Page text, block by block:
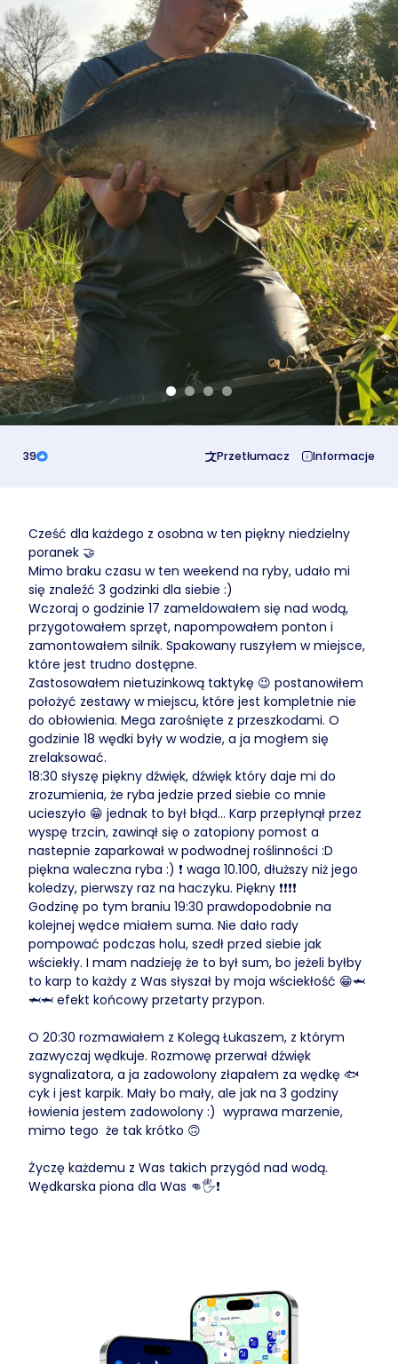
Business
39 Przetłumacz Informacje
Cześć dla każdego z osobna w ten piękny niedzielny
poranek 🤝
Mimo braku czasu w ten weekend na ryby, udało mi
się znaleźć 3 godzinki dla siebie :)
Wczoraj o godzinie 17 zameldowałem się nad wodą,
przygotowałem sprzęt, napompowałem ponton i
zamontowałem silnik. Spakowany ruszyłem w miejsce,
które jest trudno dostępne.
Zastosowałem nietuzinkową taktykę 😉 postanowiłem
położyć zestawy w miejscu, które jest kompletnie nie
do obłowienia. Mega zarośnięte z przeszkodami. O
godzinie 18 wędki były w wodzie, a ja mogłem się
zrelaksować.
18:30 słyszę piękny dźwięk, dźwięk który daje mi do
zrozumienia, że ryba jedzie przed siebie co mnie
ucieszyło 😁 jednak to był błąd... Karp przepłynął przez
wyspę trzcin, zawinął się o zatopiony pomost a
nastepnie zaparkował w podwodnej roślinności :D
piękna waleczna ryba :) ❗ waga 10.100, dłuższy niż jego
koledzy, pierwszy raz na haczyku. Piękny ❗❗❗❗
Godzinę po tym braniu 19:30 prawdopodobnie na
kolejnej wędce miałem suma. Nie dało rady
pompować podczas holu, szedł przed siebie jak
wściekły. I mam nadzieję że to był sum, bo jeżeli byłby
to karp to każdy z Was słyszał by moja wściekłość 😁🦈
🦈🦈 efekt końcowy przetarty przypon.
O 20:30 rozmawiałem z Kolegą Łukaszem, z którym
zazwyczaj wędkuje. Rozmowę przerwał dźwięk
sygnalizatora, a ja zadowolony złapałem za wędkę 🐟
cyk i jest karpik. Mały bo mały, ale jak na 3 godziny
łowienia jestem zadowolony :) wyprawa marzenie,
mimo tego że tak krótko 🙃
Życzę każdemu z Was takich przygód nad wodą.
Wędkarska piona dla Was 👊🖐️❗